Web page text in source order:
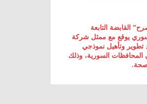
القابضة التابعة
يوقع مع ممثل شركة
تطوير وتأهيل نموذجي
المحافظات السورية، وذلك